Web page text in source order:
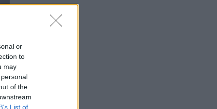
or
to
may
of the
List of